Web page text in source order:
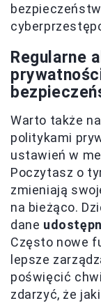
Regularne
Warto także
politykami
ustawień w
Poczytasz o
zmieniają
na bieżąco.
dane
Często nowe
lepsze
poświęcić
zdarzyć, że